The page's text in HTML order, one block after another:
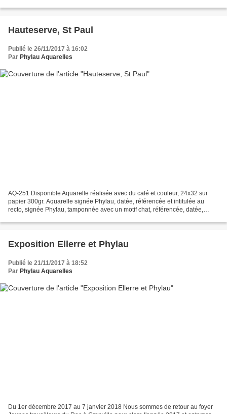
Hauteserve, St Paul
Publié le 26/11/2017 à 16:02
Par Phylau Aquarelles
AQ-251 Disponible Aquarelle réalisée avec du café et couleur, 24x32 sur
papier 300gr. Aquarelle signée Phylau, datée, référencée et intitulée au
recto, signée Phylau, tamponnée avec un motif chat, référencée, datée,
Exposition Ellerre et Phylau
Publié le 21/11/2017 à 18:52
Par Phylau Aquarelles
Du 1er décembre 2017 au 7 janvier 2018 Nous sommes de retour au foyer